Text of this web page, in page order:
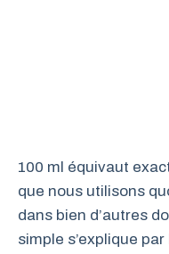
100 ml équivaut
que nous utilisons
dans bien d’autres
simple s’explique